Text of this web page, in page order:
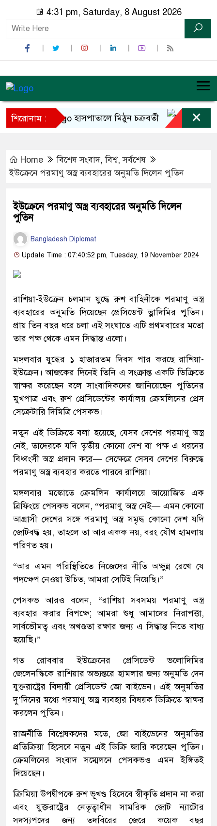
4:31 pm, Saturday, 8 August 2026
শিরোনাম : হাসপাতালে মিঠুন চক্রবর্তী ×
Home বিশেষ সংবাদ,বিশ্ব,সর্বশেষ
ইউক্রেনে পরমাণু অস্ত্র ব্যবহারের অনুমতি দিলেন পুতিন
ইউক্রেনে পরমাণু অস্ত্র ব্যবহারের অনুমতি দিলেন
পুতিন
Bangladesh Diplomat
Update Time : 07:40:52 pm, Tuesday, 19 November 2024
রাশিয়া-ইউক্রেন চলমান যুদ্ধে রুশ বাহিনীকে পরমাণু অস্ত্র
ব্যবহারের অনুমতি দিয়েছেন প্রেসিডেন্ট ভ্লাদিমির পুতিন।
প্রায় তিন বছর ধরে চলা এই সংঘাতে এটি প্রথমবারের মতো
তার পক্ষ থেকে এমন সিদ্ধান্ত এলো।
মঙ্গলবার যুদ্ধের ১ হাজারতম দিবস পার করছে রাশিয়া-
ইউক্রেন। আজকের দিনেই তিনি এ সংক্রান্ত একটি ডিক্রিতে
স্বাক্ষর করেছেন বলে সাংবাদিকদের জানিয়েছেন পুতিনের
মুখপাত্র এবং রুশ প্রেসিডেন্টের কার্যালয় ক্রেমলিনের প্রেস
সেক্রেটারি দিমিত্রি পেসকভ।
নতুন এই ডিক্রিতে বলা হয়েছে, যেসব দেশের পরমাণু অস্ত্র
নেই, তাদেরকে যদি তৃতীয় কোনো দেশ বা পক্ষ এ ধরনের
বিধ্বংসী অস্ত্র প্রদান করে— সেক্ষেত্রে সেসব দেশের বিরুদ্ধে
পরমাণু অস্ত্র ব্যবহার করতে পারবে রাশিয়া।
মঙ্গলবার মস্কোতে ক্রেমলিন কার্যালয়ে আয়োজিত এক
ব্রিফিংয়ে পেসকভ বলেন, “পরমাণু অস্ত্র নেই— এমন কোনো
আগ্রাসী দেশের সঙ্গে পরমাণু অস্ত্র সমৃদ্ধ কোনো দেশ যদি
জোটবদ্ধ হয়, তাহলে তা আর একক নয়, বরং যৌথ হামলায়
পরিণত হয়।
“আর এমন পরিস্থিতিতে নিজেদের নীতি অক্ষুন্ন রেখে যে
পদক্ষেপ নেওয়া উচিত, আমরা সেটিই নিয়েছি।”
পেসকভ আরও বলেন, “রাশিয়া সবসময় পরমাণু অস্ত্র
ব্যবহার করার বিপক্ষে; আমরা শুধু আমাদের নিরাপত্তা,
সার্বভৌমত্ব এবং অখণ্ডতা রক্ষার জন্য এ সিদ্ধান্ত নিতে বাধ্য
হয়েছি।”
গত রোববার ইউক্রেনের প্রেসিডেন্ট ভলোদিমির
জেলেনস্কিকে রাশিয়ার অভ্যন্তরে হামলার জন্য অনুমতি দেন
যুক্তরাষ্ট্রের বিদায়ী প্রেসিডেন্ট জো বাইডেন। এই অনুমতির
দু’দিনের মধ্যে পরমাণু অস্ত্র ব্যবহার বিষয়ক ডিক্রিতে স্বাক্ষর
করলেন পুতিন।
রাজনীতি বিশ্লেষকদের মতে, জো বাইডেনের অনুমতির
প্রতিক্রিয়া হিসেবে নতুন এই ডিক্রি জারি করেছেন পুতিন।
ক্রেমলিনের সংবাদ সম্মেলনে পেসকভও এমন ইঙ্গিতই
দিয়েছেন।
ক্রিমিয়া উপদ্বীপকে রুশ ভূখণ্ড হিসেবে স্বীকৃতি প্রদান না করা
এবং যুক্তরাষ্ট্রের নেতৃত্বাধীন সামরিক জোট ন্যাটোর
সদস্যপদের জন্য তদবিরের জেরে কয়েক বছর